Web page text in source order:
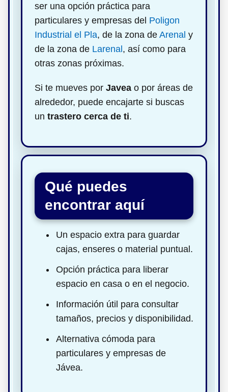
ser una opción práctica para
particulares y empresas del Poligon
Industrial el Pla, de la zona de Arenal y
de la zona de Larenal, así como para
otras zonas próximas.
Si te mueves por Javea o por áreas de
alrededor, puede encajarte si buscas
un trastero cerca de ti.
Qué puedes
encontrar aquí
Un espacio extra para guardar
cajas, enseres o material puntual.
Opción práctica para liberar
espacio en casa o en el negocio.
Información útil para consultar
tamaños, precios y disponibilidad.
Alternativa cómoda para
particulares y empresas de
Jávea.